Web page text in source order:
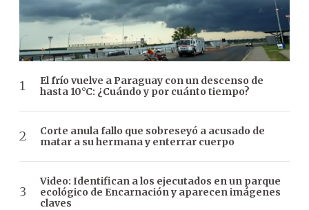
El frío vuelve a Paraguay con un descenso de
hasta 10°C: ¿Cuándo y por cuánto tiempo?
Corte anula fallo que sobreseyó a acusado de
matar a su hermana y enterrar cuerpo
Video: Identifican a los ejecutados en un parque
ecológico de Encarnación y aparecen imágenes
claves